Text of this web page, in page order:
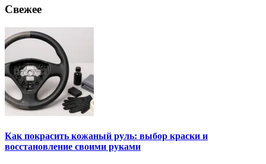
Свежее
Как покрасить кожаный руль: выбор краски и
восстановление своими руками